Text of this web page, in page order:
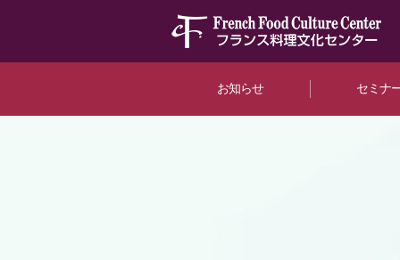
お知らせ セミナ